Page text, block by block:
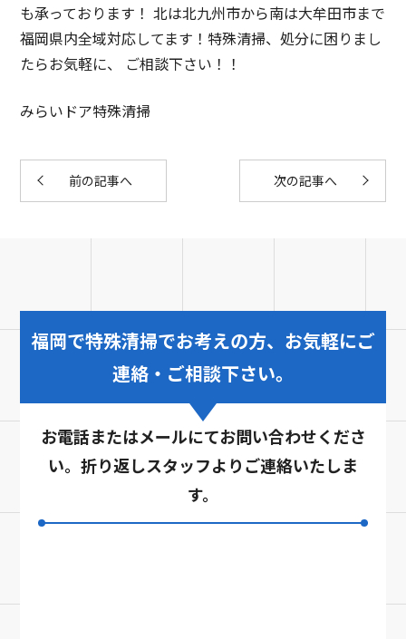
も承っております！ 北は北九州市から南は大牟田市まで
福岡県内全域対応してます！特殊清掃、処分に困りまし
たらお気軽に、 ご相談下さい！！
みらいドア特殊清掃
前の記事へ 次の記事へ
福岡で特殊清掃でお考えの方、お気軽にご
連絡・ご相談下さい。
お電話またはメールにてお問い合わせくださ
い。折り返しスタッフよりご連絡いたしま
す。